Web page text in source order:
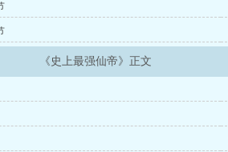
《史上最强仙帝》正文